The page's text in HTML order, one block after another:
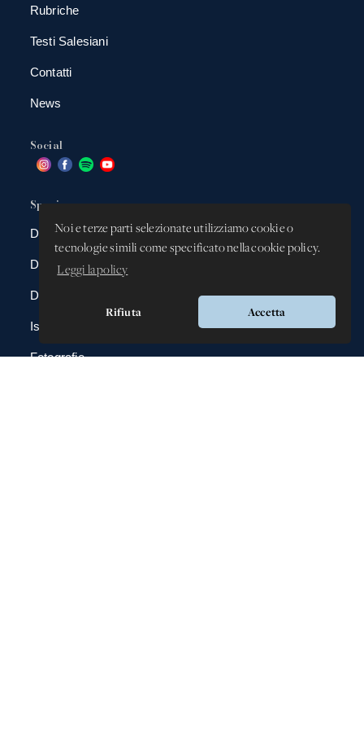
Noi e terze parti selezionate utilizziamo cookie o
tecnologie simili come specificato nella cookie policy.
Leggi la policy
Rifiuta Accetta
Rubriche
Testi Salesiani
Contatti
News
Social
Spazio app
DBAnima
DBContest
DBDrive
Iscrizioni
Fotografie